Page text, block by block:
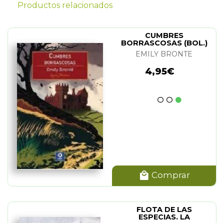
Productos relacionados
CUMBRES
BORRASCOSAS (BOL.)
EMILY BRONTE
4,95€
Comprar
FLOTA DE LAS
ESPECIAS. LA